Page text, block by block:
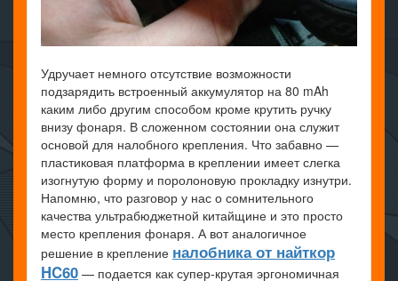
Удручает немного отсутствие возможности
подзарядить встроенный аккумулятор на 80 mAh
каким либо другим способом кроме крутить ручку
внизу фонаря. В сложенном состоянии она служит
основой для налобного крепления. Что забавно —
пластиковая платформа в креплении имеет слегка
изогнутую форму и поролоновую прокладку изнутри.
Напомню, что разговор у нас о сомнительного
качества ультрабюджетной китайщине и это просто
место крепления фонаря. А вот аналогичное
решение в крепление налобника от найткор
HC60 — подается как супер-крутая эргономичная